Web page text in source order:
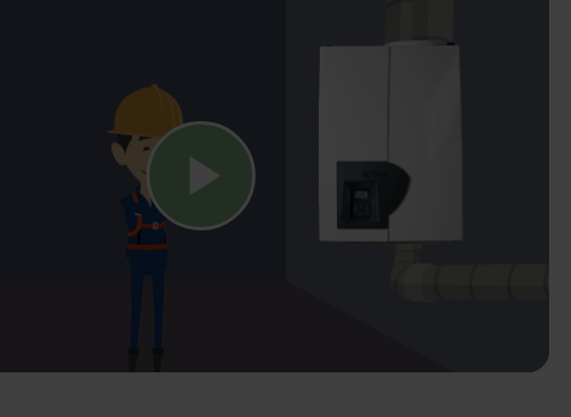
Speel video